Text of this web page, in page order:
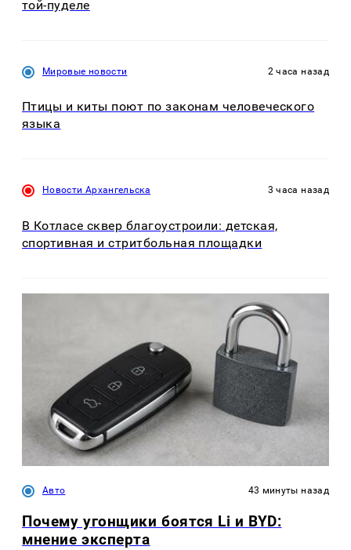
той-пуделе
Мировые новости 2 часа назад
Птицы и киты поют по законам человеческого
языка
Новости Архангельска 3 часа назад
В Котласе сквер благоустроили: детская,
спортивная и стритбольная площадки
Авто 43 минуты назад
Почему угонщики боятся Li и BYD:
мнение эксперта